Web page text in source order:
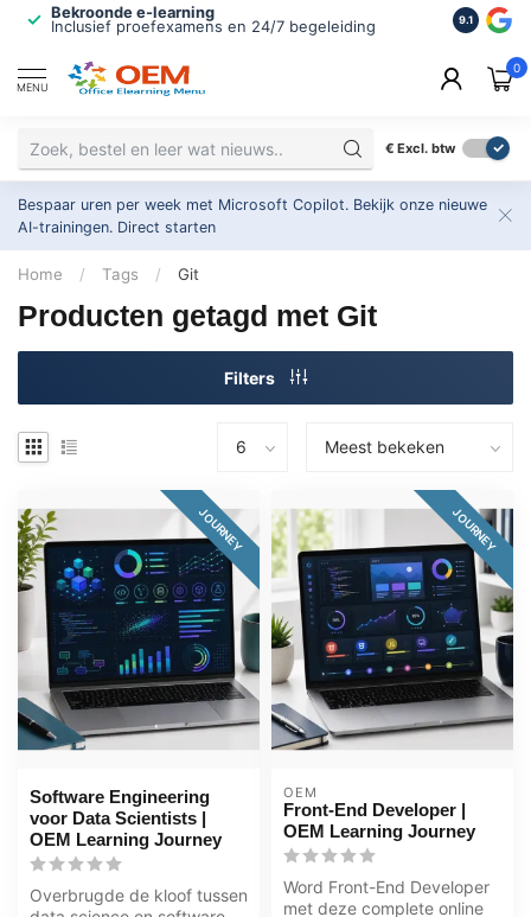
Bekroonde e-learning
Inclusief proefexamens en 24/7 begeleiding
ISO
2.500+
9.1
MENU
0
€ Excl. btw
Bespaar uren per week met Microsoft Copilot. Bekijk onze nieuwe
AI-trainingen. Direct starten
Home / Tags / Git
Producten getagd met Git
Filters
JOURNEY
Software Engineering
voor Data Scientists |
OEM Learning Journey
Overbrugde de kloof tussen
JOURNEY
OEM
Front-End Developer |
OEM Learning Journey
Word Front-End Developer
met deze complete online